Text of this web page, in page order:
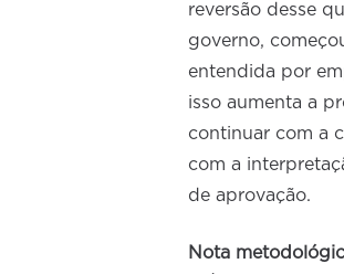
reversão desse
governo,
entendida por
isso aumenta a
continuar com a
com a
de aprovação.
Nota